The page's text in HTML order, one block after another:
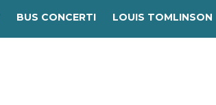
BUS CONCERTI LOUIS TOMLINSON